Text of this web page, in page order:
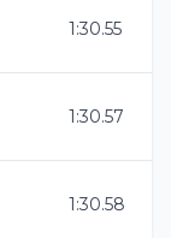
1:30.55
1:30.57
1:30.58